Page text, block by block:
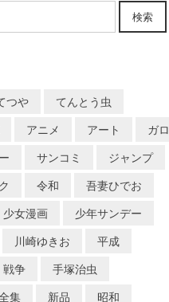
検索
つや
てんとう虫
アニメ アート
ガロ
サンコミ
ジャンプ
令和
吾妻ひでお
少女漫画
少年サンデー
川崎ゆきお
平成
戦争
手塚治虫
集
新品
昭和